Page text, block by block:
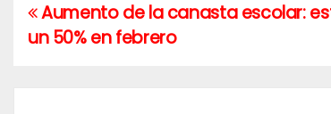
Navegación
de
Aumento de la canasta escolar:
un 50% en febrero